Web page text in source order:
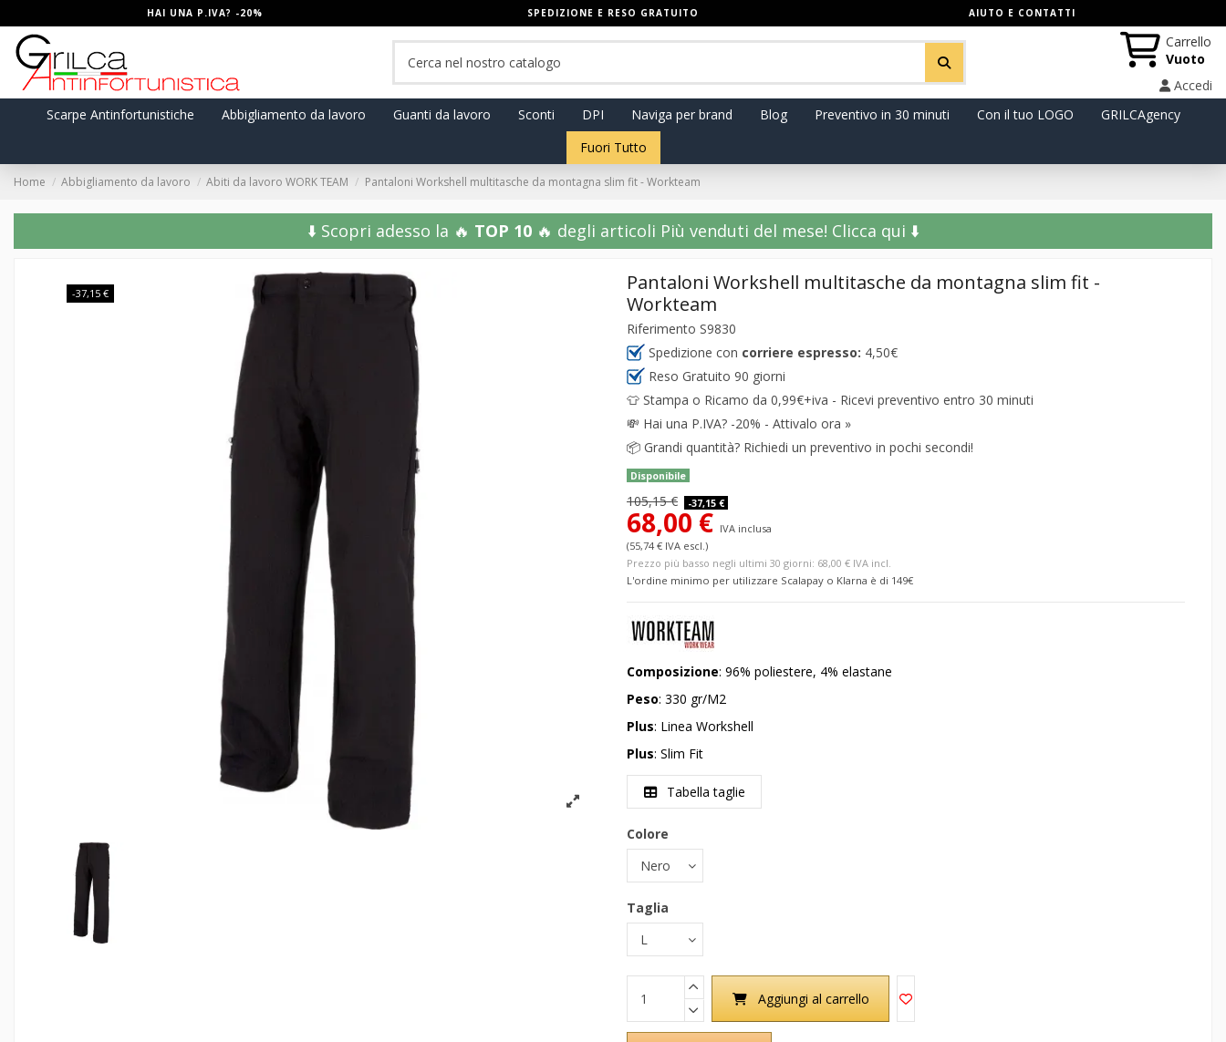
HAI UNA P.IVA? -20% SPEDIZIONE E RESO GRATUITO AIUTO E CONTATTI
Carrello
Vuoto
Accedi
Scarpe Antinfortunistiche
Abbigliamento da lavoro Guanti da lavoro Sconti DPI Naviga per brand Blog Preventivo in 30 minuti Con il tuo LOGO
GRILCAgency
Fuori Tutto
Home Abbigliamento da lavoro Abiti da lavoro WORK TEAM Pantaloni Workshell multitasche da montagna slim fit - Workteam
⬇️ Scopri adesso la 🔥 TOP 10🔥 degli articoli Più venduti del mese!️ Clicca qui ⬇️
-37,15 €
Pantaloni Workshell multitasche da montagna slim fit -
Workteam
Riferimento S9830
Spedizione con corriere espresso: 4,50€
Reso Gratuito 90 giorni
👕 Stampa o Ricamo da 0,99€+iva - Ricevi preventivo entro 30 minuti
💸 Hai una P.IVA? -20% - Attivalo ora »
📦 Grandi quantità? Richiedi un preventivo in pochi secondi!
Disponibile
105,15 € -37,15 €
68,00 € IVA inclusa
(55,74 € IVA escl.)
Prezzo più basso negli ultimi 30 giorni: 68,00 € IVA incl.
L'ordine minimo per utilizzare Scalapay o Klarna è di 149€
Composizione: 96% poliestere, 4% elastane
Peso: 330 gr/M2
Plus: Linea Workshell
Plus: Slim Fit
Tabella taglie
Colore
Taglia
Aggiungi al carrello